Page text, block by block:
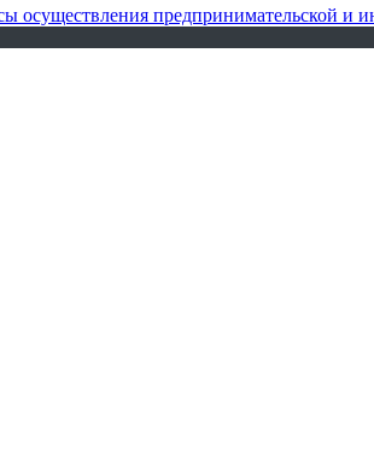
осуществления предпринимательской и